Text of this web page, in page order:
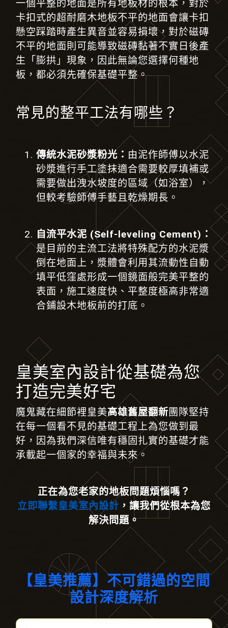
一個平整的地面是所有地板材的根本 ， 對於
卡扣式的超耐磨木地板不平的地面會讓卡扣
懸空踩踏時產生異音並容易損壞， 對於磁磚
不平的地面則可能導致磁磚黏著不實日後產
生「膨拱」現象 ， 因此無論您選擇何種地
板，都必須先確保基礎平整。
常見的整平工法有哪些？
傳統水泥砂漿粉光： 由泥作師傅以水泥
砂漿進行手工塗抹適合需要較厚填補或
需要做出洩水坡度的區域（如浴室），
但較考驗師傅手藝且乾燥期長。
自流平水泥 (Self-leveling Cement)：
是目前的主流工法將特殊配方的水泥漿
倒在地面上，漿體會利用其流動性自動
填平低窪處形成一個鏡面般完美平整的
表面 ， 施工速度快、平整度極高非常適
合鋪設木地板前的打底。
皇美室內設計從基礎為您
打造完美好宅
魔鬼藏在細節裡皇美高雄舊屋翻新團隊堅持
在每一個看不見的基礎工程上為您做到最
好 ， 因為我們深信唯有穩固扎實的基礎才能
承載起一個家的幸福與未來。
正在為您老家的地板問題煩惱嗎？
立即聯繫皇美室內設計 ，讓我們從根本為您
解決問題。
【皇美推薦】不可錯過的空間
設計深度解析